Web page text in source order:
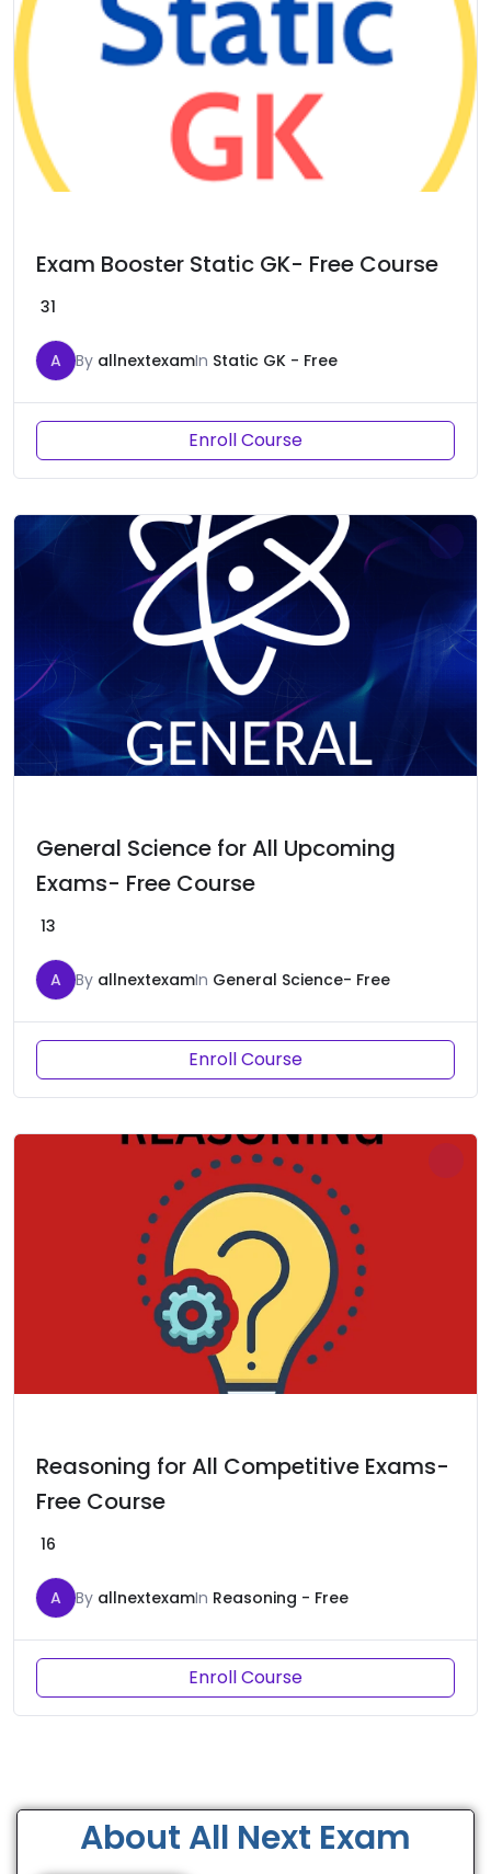
Exam Booster Static GK- Free Course
31
A By allnextexamIn Static GK - Free
Enroll Course
General Science for All Upcoming
Exams- Free Course
13
A By allnextexamIn General Science- Free
Enroll Course
Reasoning for All Competitive Exams-
Free Course
16
A By allnextexamIn Reasoning - Free
Enroll Course
About All Next Exam